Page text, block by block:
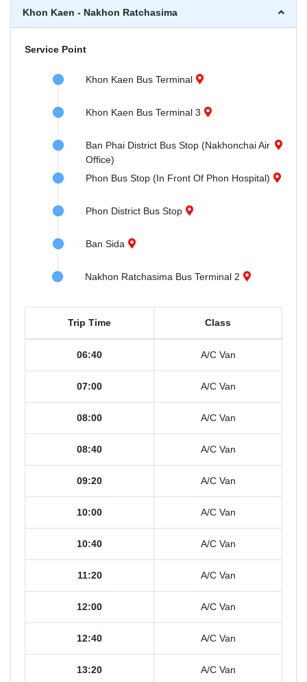
Khon Kaen - Nakhon Ratchasima
Service Point
Khon Kaen Bus Terminal
Khon Kaen Bus Terminal 3
Ban Phai District Bus Stop (Nakhonchai Air
Office)
Phon Bus Stop (In Front Of Phon Hospital)
Phon District Bus Stop
Ban Sida
Nakhon Ratchasima Bus Terminal 2
Trip Time Class
06:40 A/C Van
07:00 A/C Van
08:00 A/C Van
08:40 A/C Van
09:20 A/C Van
10:00 A/C Van
10:40 A/C Van
11:20 A/C Van
12:00 A/C Van
12:40 A/C Van
13:20 A/C Van